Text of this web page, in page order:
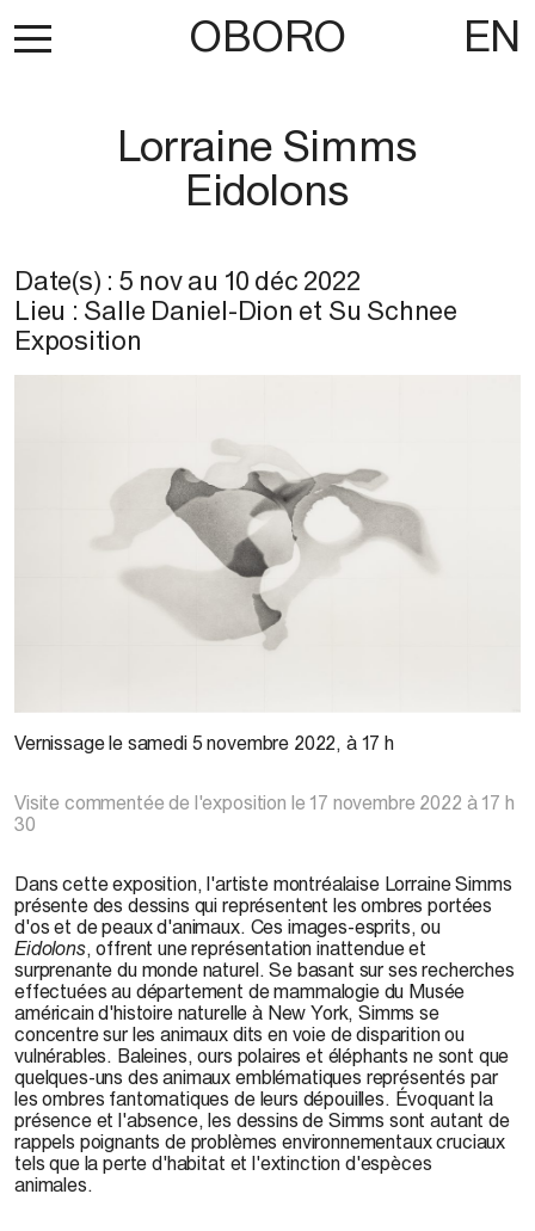
OBORO EN
Lorraine Simms
Eidolons
Date(s) : 5 novau 10 déc 2022
Lieu : Salle Daniel-Dion et Su Schnee
Exposition
Paul Litherland
Vernissage le samedi 5 novembre 2022, à 17 h
Visite commentée de l'exposition le 17 novembre 2022 à 17 h
30
Dans cette exposition, l'artiste montréalaise Lorraine Simms
présente des dessins qui représentent les ombres portées
d'os et de peaux d'animaux. Ces images-esprits, ou
Eidolons, offrent une représentation inattendue et
surprenante du monde naturel. Se basant sur ses recherches
effectuées au département de mammalogie du Musée
américain d'histoire naturelle à New York, Simms se
concentre sur les animaux dits en voie de disparition ou
vulnérables. Baleines, ours polaires et éléphants ne sont que
quelques-uns des animaux emblématiques représentés par
les ombres fantomatiques de leurs dépouilles. Évoquant la
présence et l'absence, les dessins de Simms sont autant de
rappels poignants de problèmes environnementaux cruciaux
tels que la perte d'habitat et l'extinction d'espèces
animales.